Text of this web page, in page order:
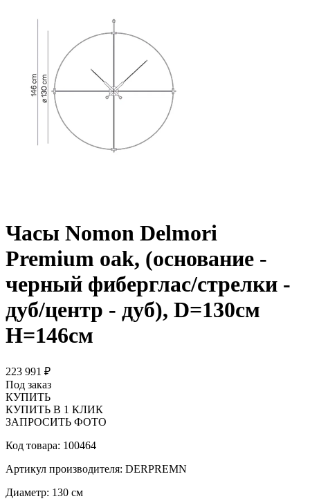
Часы Nomon Delmori
Premium oak, (основание -
черный фиберглас/стрелки -
дуб/центр - дуб), D=130см
Н=146см
223 991 ₽
Под заказ
КУПИТЬ
КУПИТЬ В 1 КЛИК
ЗАПРОСИТЬ ФОТО
Код товара: 100464
Артикул производителя: DERPREMN
Диаметр: 130 см